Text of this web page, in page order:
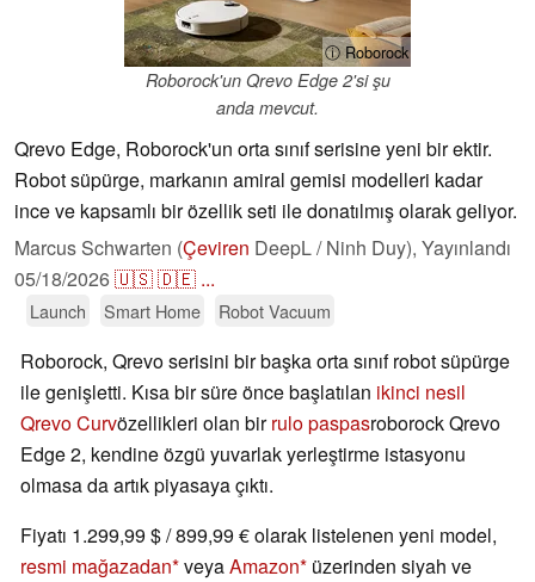
ⓘ Roborock
Roborock'un Qrevo Edge 2'si şu
anda mevcut.
Qrevo Edge, Roborock'un orta sınıf serisine yeni bir ektir.
Robot süpürge, markanın amiral gemisi modelleri kadar
ince ve kapsamlı bir özellik seti ile donatılmış olarak geliyor.
Marcus Schwarten (Çeviren DeepL / Ninh Duy), Yayınlandı
05/18/2026🇺🇸🇩🇪 ...
Launch Smart Home Robot Vacuum
Roborock, Qrevo serisini bir başka orta sınıf robot süpürge
ile genişletti. Kısa bir süre önce başlatılan ikinci nesil
Qrevo Curvözellikleri olan birrulo paspasroborock Qrevo
Edge 2, kendine özgü yuvarlak yerleştirme istasyonu
olmasa da artık piyasaya çıktı.
Fiyatı 1.299,99 $ / 899,99 € olarak listelenen yeni model,
resmi mağazadan veyaAmazon üzerinden siyah ve